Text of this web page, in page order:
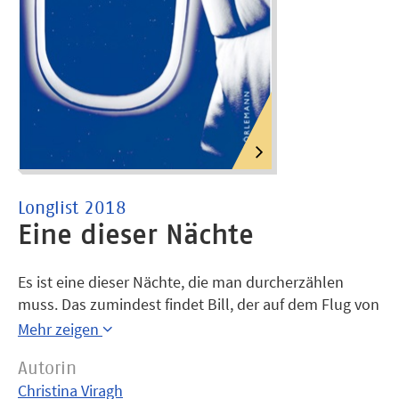
Longlist 2018
Eine dieser Nächte
Es ist eine dieser Nächte, die man durcher­zählen
muss. Das zumindest findet Bill, der auf dem Flug von
Bangkok nach Zürich neben Emma sitzt. Bill geht ihr
aus seinem Leben – und um sein Leben, und nicht
nur Emma, sondern auch andere Passagiere sind
Mehr zeigen
Autorin
Christina Viragh